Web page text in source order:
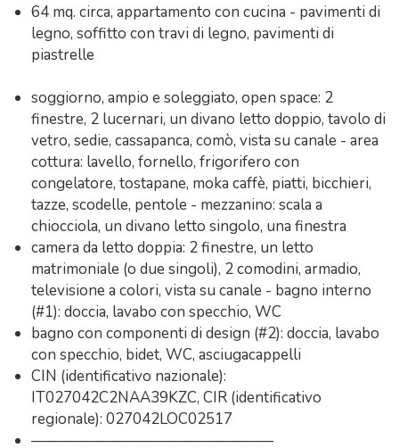
64 mq. circa, appartamento con cucina - pavimenti di
legno, soffitto con travi di legno, pavimenti di
piastrelle
soggiorno, ampio e soleggiato, open space: 2
finestre, 2 lucernari, un divano letto doppio, tavolo di
vetro, sedie, cassapanca, comò, vista su canale - area
cottura: lavello, fornello, frigorifero con
congelatore, tostapane, moka caffè, piatti, bicchieri,
tazze, scodelle, pentole - mezzanino: scala a
chiocciola, un divano letto singolo, una finestra
camera da letto doppia: 2 finestre, un letto
matrimoniale (o due singoli), 2 comodini, armadio,
televisione a colori, vista su canale - bagno interno
(#1): doccia, lavabo con specchio, WC
bagno con componenti di design (#2): doccia, lavabo
con specchio, bidet, WC, asciugacappelli
CIN (identificativo nazionale):
IT027042C2NAA39KZC, CIR (identificativo
regionale): 027042LOC02517
————————————————